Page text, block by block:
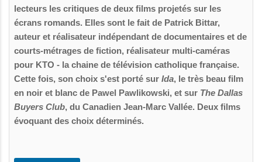
lecteurs les critiques de deux films projetés sur les
écrans romands. Elles sont le fait de Patrick Bittar,
auteur et réalisateur indépendant de documentaires et de
courts-métrages de fiction, réalisateur multi-caméras
pour KTO - la chaine de télévision catholique française.
Cette fois, son choix s'est porté sur Ida, le très beau film
en noir et blanc de Pawel Pawlikowski, et sur The Dallas
Buyers Club, du Canadien Jean-Marc Vallée. Deux films
évoquant des choix déterminés.